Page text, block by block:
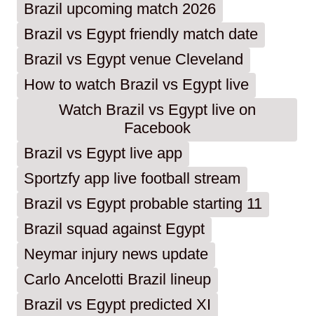
Brazil upcoming match 2026
Brazil vs Egypt friendly match date
Brazil vs Egypt venue Cleveland
How to watch Brazil vs Egypt live
Watch Brazil vs Egypt live on
Facebook
Brazil vs Egypt live app
Sportzfy app live football stream
Brazil vs Egypt probable starting 11
Brazil squad against Egypt
Neymar injury news update
Carlo Ancelotti Brazil lineup
Brazil vs Egypt predicted XI